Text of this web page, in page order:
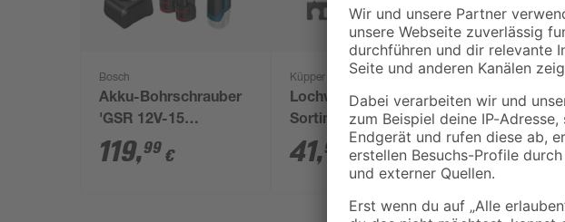
Bosch
Akku-Bohrschrauber
'GSR 12V-15
Professional' mit 2
Akkus, Tasche und
119,99 €
Küpper
Lochwandhaken-
Sortiment 30-teilig
41,99 €
Profi-
3
182 x 45 cm
299,99 €